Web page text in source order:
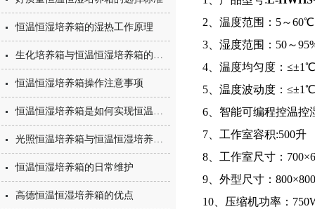
恒温恒湿培养箱的湿热工作原理
生化培养箱与恒温恒湿培养箱的产品特性
恒温恒湿培养箱操作注意事项
恒温恒湿培养箱是如何实现恒温恒湿的
光照恒温培养箱与恒温恒湿培养箱的简单区分
恒温恒湿培养箱的日常维护
高德恒温恒湿培养箱的优点
2、温度范围：5～60℃
3、湿度范围：50～
4、温度均匀度：≤±1℃
5、温度波动度：≤±1℃
6、智能可编程控温控
7、工作室容积:500升
8、工作室尺寸：
9、外型尺寸：800×800
10、压缩机功率：